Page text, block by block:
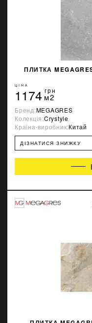
ПЛИТКА
ЦІНА
1174 грн
м2
Бренд:MEGAGRES
Колекція:Crystyle
Країна-виробник:Китай
ДІЗНАТИСЯ ЗНИЖКУ